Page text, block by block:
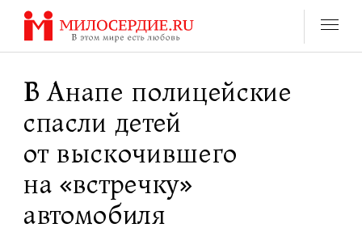
Перейти
содержанию
В Анапе полицейские
спасли детей
от выскочившего
на «встречку»
автомобиля